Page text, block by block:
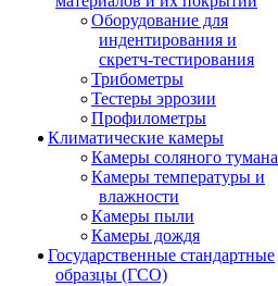
Оборудование для
индентирования и
скретч-тестирования
Трибометры
Тестеры эррозии
Профилометры
Климатические камеры
Камеры соляного тумана
Камеры температуры и
влажности
Камеры пыли
Камеры дождя
Государственные стандартные
образцы (ГСО)